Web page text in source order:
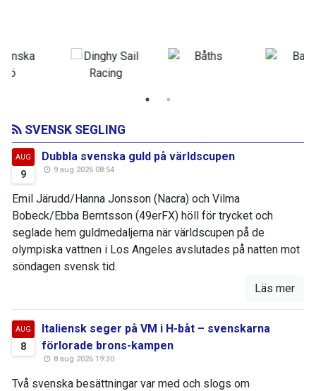
SVENSK SEGLING
AUG
9
Dubbla svenska guld på världscupen
9 aug 2026 08:54
Emil Järudd/Hanna Jonsson (Nacra) och Vilma
Bobeck/Ebba Berntsson (49erFX) höll för trycket och
seglade hem guldmedaljerna när världscupen på de
olympiska vattnen i Los Angeles avslutades på natten mot
söndagen svensk tid.
Läs mer
AUG
8
Italiensk seger på VM i H-båt – svenskarna
förlorade brons-kampen
8 aug 2026 19:30
Två svenska besättningar var med och slogs om